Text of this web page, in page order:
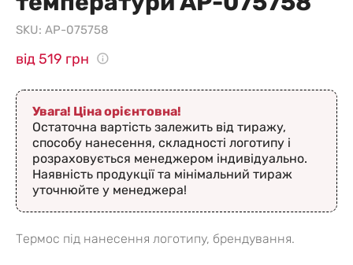
SKU: AP-075758
від 519 грн
Увага! Ціна орієнтовна!
Остаточна вартість залежить від тиражу,
способу нанесення, складності логотипу і
розраховується менеджером індивідуально.
Наявність продукції та мінімальний тираж
уточнюйте у менеджера!
Термос під нанесення логотипу, брендування.